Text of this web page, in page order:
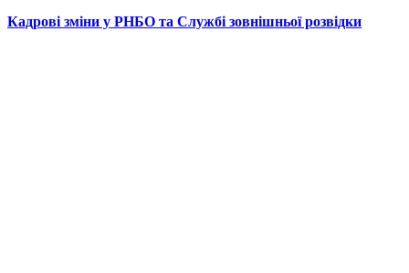
Кадрові зміни у РНБО та Службі зовнішньої розвідки